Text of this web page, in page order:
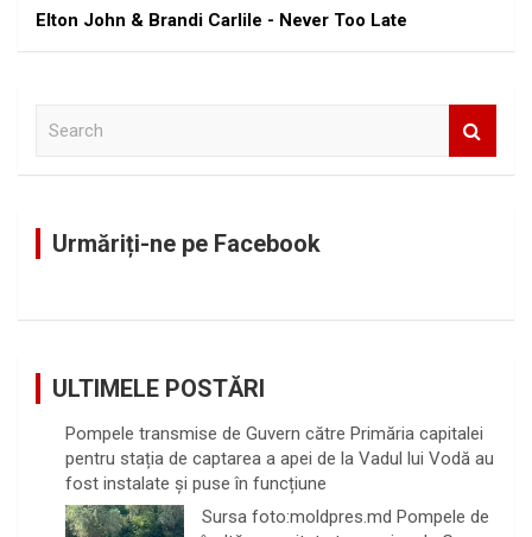
Elton John & Brandi Carlile - Never Too Late
Urmăriți-ne pe Facebook
ULTIMELE POSTĂRI
Pompele transmise de Guvern către Primăria capitalei
pentru stația de captarea a apei de la Vadul lui Vodă au
fost instalate și puse în funcțiune
Sursa foto:moldpres.md Pompele de